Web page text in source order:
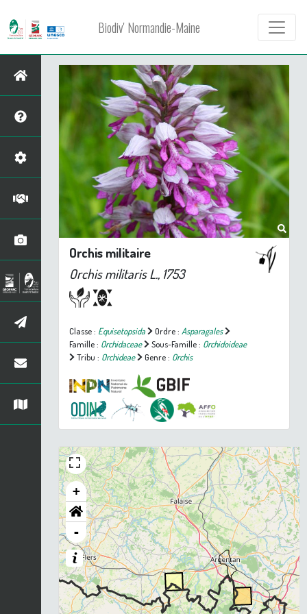
Biodiv' Normandie-Maine
Orchis militaire
Orchis militarisL., 1753
Classe : Equisetopsida Ordre : Asparagales
Famille : Orchidaceae Sous-Famille : Orchidoideae
Tribu : Orchideae Genre : Orchis
+
-